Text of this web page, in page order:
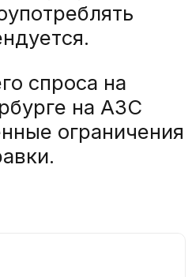
спроса на
на АЗС
ограничения